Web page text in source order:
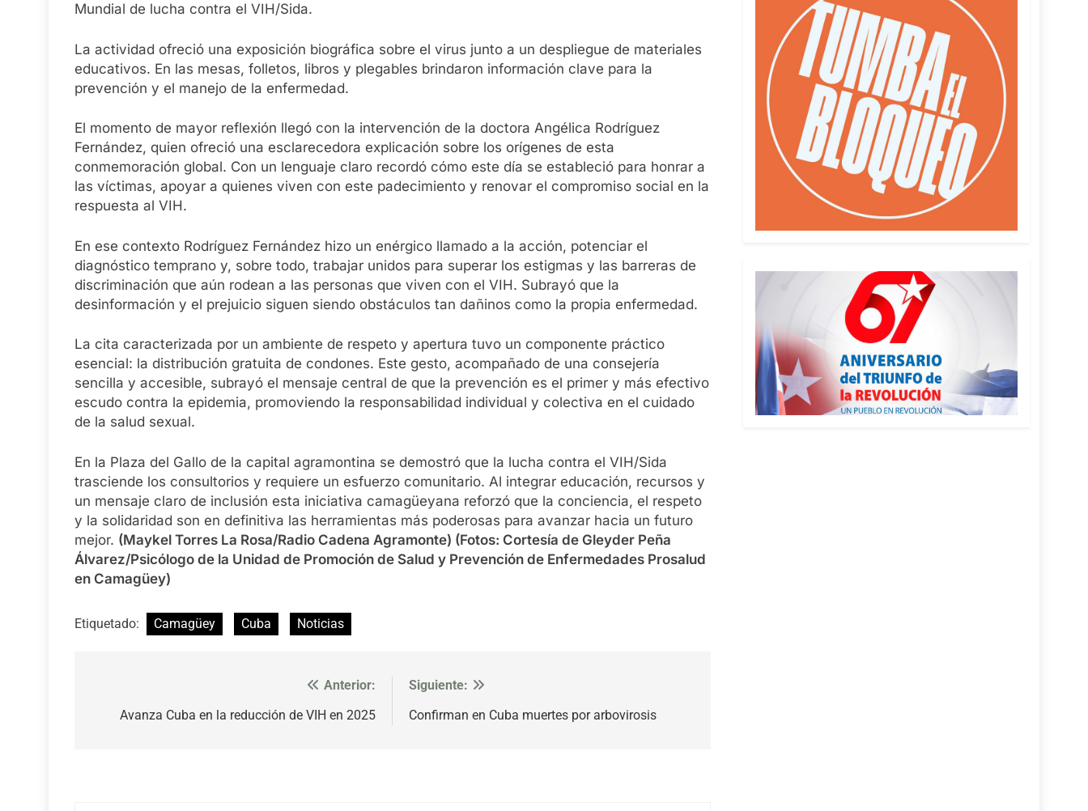
Mundial de lucha contra el VIH/Sida.
La actividad ofreció una exposición biográfica sobre el virus junto a un despliegue de materiales
educativos. En las mesas, folletos, libros y plegables brindaron información clave para la
prevención y el manejo de la enfermedad.
El momento de mayor reflexión llegó con la intervención de la doctora Angélica Rodríguez
Fernández, quien ofreció una esclarecedora explicación sobre los orígenes de esta
conmemoración global. Con un lenguaje claro recordó cómo este día se estableció para honrar a
las víctimas, apoyar a quienes viven con este padecimiento y renovar el compromiso social en la
respuesta al VIH.
En ese contexto Rodríguez Fernández hizo un enérgico llamado a la acción, potenciar el
diagnóstico temprano y, sobre todo, trabajar unidos para superar los estigmas y las barreras de
discriminación que aún rodean a las personas que viven con el VIH. Subrayó que la
desinformación y el prejuicio siguen siendo obstáculos tan dañinos como la propia enfermedad.
La cita caracterizada por un ambiente de respeto y apertura tuvo un componente práctico
esencial: la distribución gratuita de condones. Este gesto, acompañado de una consejería
sencilla y accesible, subrayó el mensaje central de que la prevención es el primer y más efectivo
escudo contra la epidemia, promoviendo la responsabilidad individual y colectiva en el cuidado
de la salud sexual.
En la Plaza del Gallo de la capital agramontina se demostró que la lucha contra el VIH/Sida
trasciende los consultorios y requiere un esfuerzo comunitario. Al integrar educación, recursos y
un mensaje claro de inclusión esta iniciativa camagüeyana reforzó que la conciencia, el respeto
y la solidaridad son en definitiva las herramientas más poderosas para avanzar hacia un futuro
mejor. (Maykel Torres La Rosa/Radio Cadena Agramonte) (Fotos: Cortesía de Gleyder Peña
Álvarez/Psicólogo de la Unidad de Promoción de Salud y Prevención de Enfermedades Prosalud
en Camagüey)
Etiquetado: Camagüey Cuba Noticias
Anterior:
Avanza Cuba en la reducción de VIH en 2025
Siguiente:
Confirman en Cuba muertes por arbovirosis